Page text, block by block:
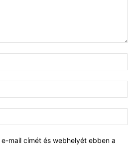
mail címét és webhelyét ebben a